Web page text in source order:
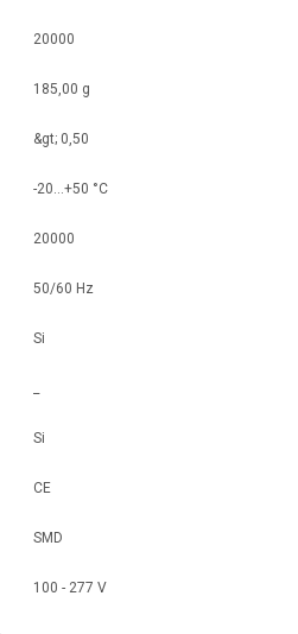
20000
185,00 g
&gt; 0,50
-20…+50 °C
20000
50/60 Hz
Si
Si
CE
SMD
100 - 277 V